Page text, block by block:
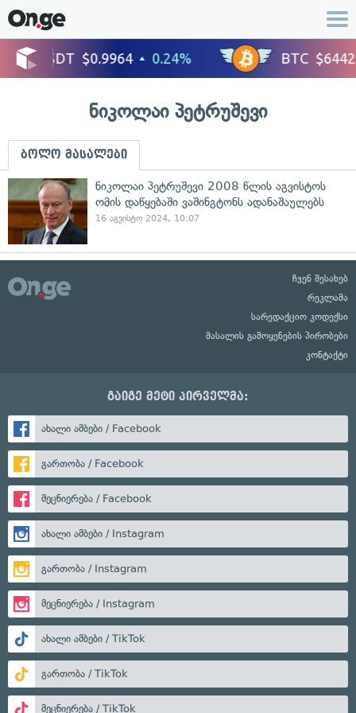
ნიკოლაი პეტრუშევი
ბოლო მასალები
ნიკოლაი პეტრუშევი 2008 წლის აგვისტოს
ომის დაწყებაში ვაშინგტონს ადანაშაულებს
16 აგვისტო 2024, 10:07
ჩვენ შესახებ
რეკლამა
სარედაქციო კოდექსი
მასალის გამოყენების პირობები
კონტაქტი
გაიგე მეტი პირველმა:
ახალი ამბები / Facebook
გართობა / Facebook
მეცნიერება / Facebook
ახალი ამბები / Instagram
გართობა / Instagram
მეცნიერება / Instagram
ახალი ამბები / TikTok
გართობა / TikTok
მეცნიერება / TikTok